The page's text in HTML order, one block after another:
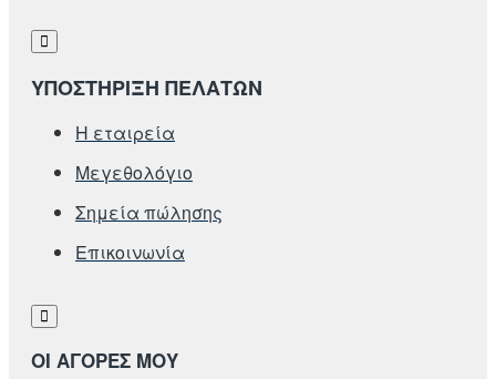
ΥΠΟΣΤΗΡΙΞΗ ΠΕΛΑΤΩΝ
Η εταιρεία
Μεγεθολόγιο
Σημεία πώλησης
Επικοινωνία
ΟΙ ΑΓΟΡΕΣ ΜΟΥ